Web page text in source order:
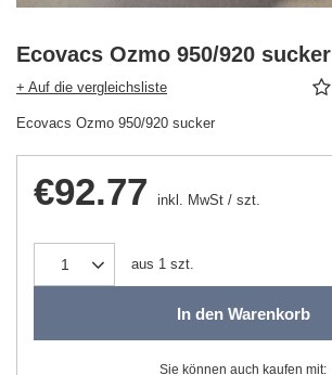
Ecovacs Ozmo 950/920 sucker
+ Auf die vergleichsliste
Ecovacs Ozmo 950/920 sucker
€92.77 inkl. MwSt / szt.
aus 1 szt.
In den Warenkorb
Sie können auch kaufen mit: